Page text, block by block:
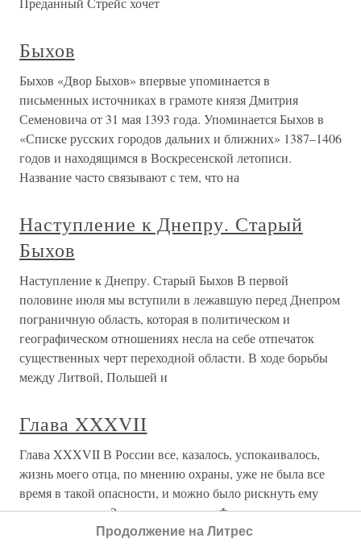
Быхов
Быхов «Двор Быхов» впервые упоминается в
письменных источниках в грамоте князя Дмитрия
Семеновича от 31 мая 1393 года. Упоминается Быхов в
«Списке русских городов дальних и ближних» 1387–1406
годов и находящимся в Воскресенской летописи.
Название часто связывают с тем, что на
Наступление к Днепру. Старый
Быхов
Наступление к Днепру. Старый Быхов В первой
половине июля мы вступили в лежавшую перед Днепром
пограничную область, которая в политическом и
географическом отношениях несла на себе отпечаток
существенных черт переходной области. В ходе борьбы
между Литвой, Польшей и
Глава XXXVII
Глава XXXVII В России все, казалось, успокаивалось,
жизнь моего отца, по мнению охраны, уже не была все
время в такой опасности, и можно было рискнуть ему
переселиться из Зимнего дворца на Фонтанку, в дом
председателя Совета министров.Там у них мы и
Продолжение на Литрес